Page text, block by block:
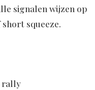
signalen wijzen op
squeeze.
rally